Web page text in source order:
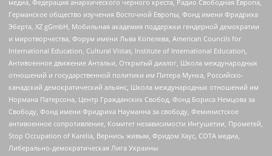
медиа, Федерация анархического черного креста, Радио Свободная Европа,
Германское общество изучения Восточной Европы, Фонд имени Фридриха
Эберта, XZ gGmbH, Мобильная академия поддержки гендерной демократии
и миротворчества, Форум имени Льва Копелева, American Councils for
International Education, Cultural Vistas, Institute of International Education,
Антивоенное движение Антальи, Открытый диалог, Школа международных
отношений и государственной политики им Питера Мунка, Российско-
канадский демократический альянс, Школа международных отношений им
Нормана Патерсона, Центр Гражданских Свобод, Фонд Бориса Немцова за
Свободу, Фонд имени Фридриха Науманна за свободу, Феминистское
антивоенное сопротивление, Комитет независимости Ингушетии, Прометей,
Stop Occupation of Karelia, Вернись живым, Фридом Хаус, СОТА медиа,
Либерально-демократическая Лига Украины